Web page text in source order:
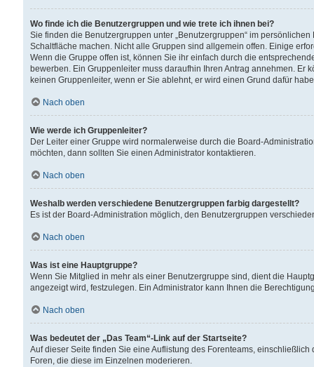
Wo finde ich die Benutzergruppen und wie trete ich ihnen bei?
Sie finden die Benutzergruppen unter „Benutzergruppen“ im
Schaltfläche machen. Nicht alle Gruppen sind allgemein offen. Einige
Wenn die Gruppe offen ist, können Sie ihr einfach durch die
bewerben. Ein Gruppenleiter muss daraufhin Ihren Antrag annehmen.
keinen Gruppenleiter, wenn er Sie ablehnt, er wird einen Grund dafür
Nach oben
Wie werde ich Gruppenleiter?
Der Leiter einer Gruppe wird normalerweise durch die Board-
möchten, dann sollten Sie einen Administrator kontaktieren.
Nach oben
Weshalb werden verschiedene Benutzergruppen farbig dargestellt?
Es ist der Board-Administration möglich, den Benutzergruppen
Nach oben
Was ist eine Hauptgruppe?
Wenn Sie Mitglied in mehr als einer Benutzergruppe sind, dient die
angezeigt wird, festzulegen. Ein Administrator kann Ihnen die
Nach oben
Was bedeutet der „Das Team“-Link auf der Startseite?
Auf dieser Seite finden Sie eine Auflistung des Forenteams,
Foren, die diese im Einzelnen moderieren.